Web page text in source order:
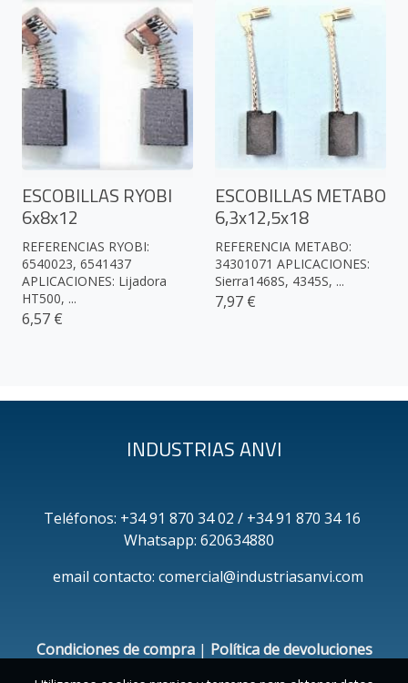
ESCOBILLAS RYOBI
6x8x12
REFERENCIAS RYOBI:
6540023, 6541437
APLICACIONES: Lijadora
HT500, ...
6,57 €
ESCOBILLAS METABO
6,3x12,5x18
REFERENCIA METABO:
34301071 APLICACIONES:
Sierra1468S, 4345S, ...
7,97 €
INDUSTRIAS ANVI
Teléfonos: +34 91 870 34 02 / +34 91 870 34 16
Whatsapp: 620634880
email contacto: comercial@industriasanvi.com
Condiciones de compra| Política de devoluciones